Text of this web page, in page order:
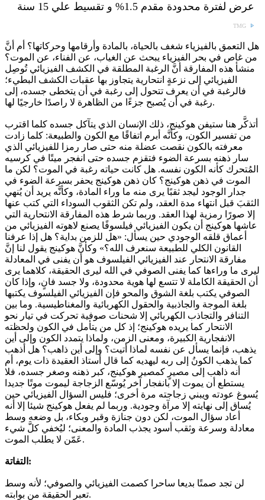
عرض لفترة محدودة مقدم 1.5% و تقسيط علي 15 سنة
TMG
هل التعمق بالفيزياء شغف بالحياة، بالمادة وأرقامها وحركاتها؟ أم أنَّ
من غاص في بحر الفيزياء يبحث عن الغياب، عن الفناء، عن الموت؟
منشأ هذه المفارقة أنَّ الرغبة المطلقة في الكشف الفيزيائي تُوصِل
الفيزيائي إلى نزعةٍ انتحارية يتجاوز بها عقبات الكشف البطيء؛
فالرغبة في أن يعرف تتحول إلى رغبة في أن يتخطى جسده، إلى
رغبة في أن يُصبح جزءًا من الظاهرة لا راصدًا خارجيًا لها.
أتذكَّر هنا ستيفن هوكينج، ذلك الإنسان الذي يتآكل جسده كلما اقترب
من تفسير الكون، وكأنَّه أبرم اتفاقًا مع الكون والطبيعة: كلما زادت
معرفته بالكون نقصت عضلة منه حتى صار رمزا للفيزيائي الذي
سار ذهنه بسرعة الضوء فتقزم جسده حتى انفجر ميتًا في كرسيه
المُتحرك كأنه الكون نفسه. هل كانت حياته رغبة في الموت؟ لكن ما
الموت في ذهن هوكينج؟ كان ذهن هوكينج يحفر بسرعة الضوء في
جدار الوجود ليجد ثقبًا يرى منه ما وراء المادة، وكأنَّه يريد أن يُنهي
الثقبَ قبل انتهاء مدة العقد، ولم تكن الثقوب السوداء التي كتب عنها
إلا صورًا رمزية لهذا العقد. وربما شرط هذه المفارقة الانتحارية التي
عاشها هوكينج أن يكون الفيزيائي فيلسوفًا يصنع لاهوته الفيزيائي من
أعماق قلقه الوجودي حين يسأل: «هل للزمن بداية؟ هل إذا عرفنا
القانون الكلي للطبيعة سنعرف الله؟» وكأنَّ هوكينج يقول لنا إنَّ
مفارقة الانتحار عند الفيزيائي الفيلسوف هو أن يفنى في المعادلة
ليرى ما وراءها كما يفنى الصوفي في الله ليرى الحقيقة، كلاهما يرى
أن الحقيقة الكاملة لا تتسع لها هوية محدودة، ولا جسد فانٍ، وإذا كان
الصوفي يكتب بلغة الشوق والمحو فإن الفيزيائي الفيلسوف يكتبها
بلغة الموجة والجاذبية والحقول الكهربائية والمغناطيسية. وما بين
التنافر والتجاذب الكهربائي إلا شحنات صوفية تحركت في تيار نحو
الانتحار كما يريده هوكينج؛ إذ كل من يتأمل في الكون ولحظته
الانفجارية الكبيرة، ومعنى الزمن، ولماذا يتمدد الكون وإلى أين
يذهب، فإنما يسأل عن نفسه لماذا أتيت؟ وإلى أين ذاهب؟ هل أذهب
كما يذهب الكونُ إلى ربه ليهديه كما قال أستاذ العقيدة ذات يوم، أم
أنه ذاهب إلى مصيرٍ كمصير هوكينج، كبر ذهنه وصغر جسده، فلا
يستطع أن يموت إلا بانفجار آخر يُوسّع الزجاجة ليموت موتًا جديدا
يُسوغ عودته ويبني زجاجته مرة أخرى؛ فليس السؤال الفيزيائي حين
يُساق إلى نهايته إلا مرآة وجودية. وربما لم يفعل هوكينج شيئا إلا أنه
أعاد سؤال الموت، لكن دون جنازة وقبر وبكاء، بل وضعه وسط
معادلة وسرعة وثقب أسود يجذب المادة والمعنى؛ ليُخفي كلَّ شيء
عَمّن لا يطلب الموت.
التفاتة:
لن تجد صمتًا بديعا ساحرا كصمت الفيزيائي والصوفي؛ لأنه وسط
تعبر الحقيقة من بوابته.